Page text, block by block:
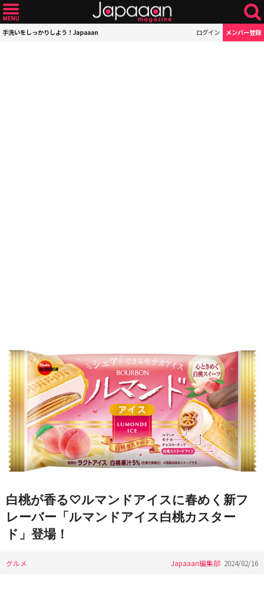
手洗いをしっかりしよう！Japaaan ログイン メンバー登録
白桃が香る♡ルマンドアイスに春めく新フ
レーバー「ルマンドアイス白桃カスター
ド」登場！
グルメ Japaaan編集部 2024/02/16